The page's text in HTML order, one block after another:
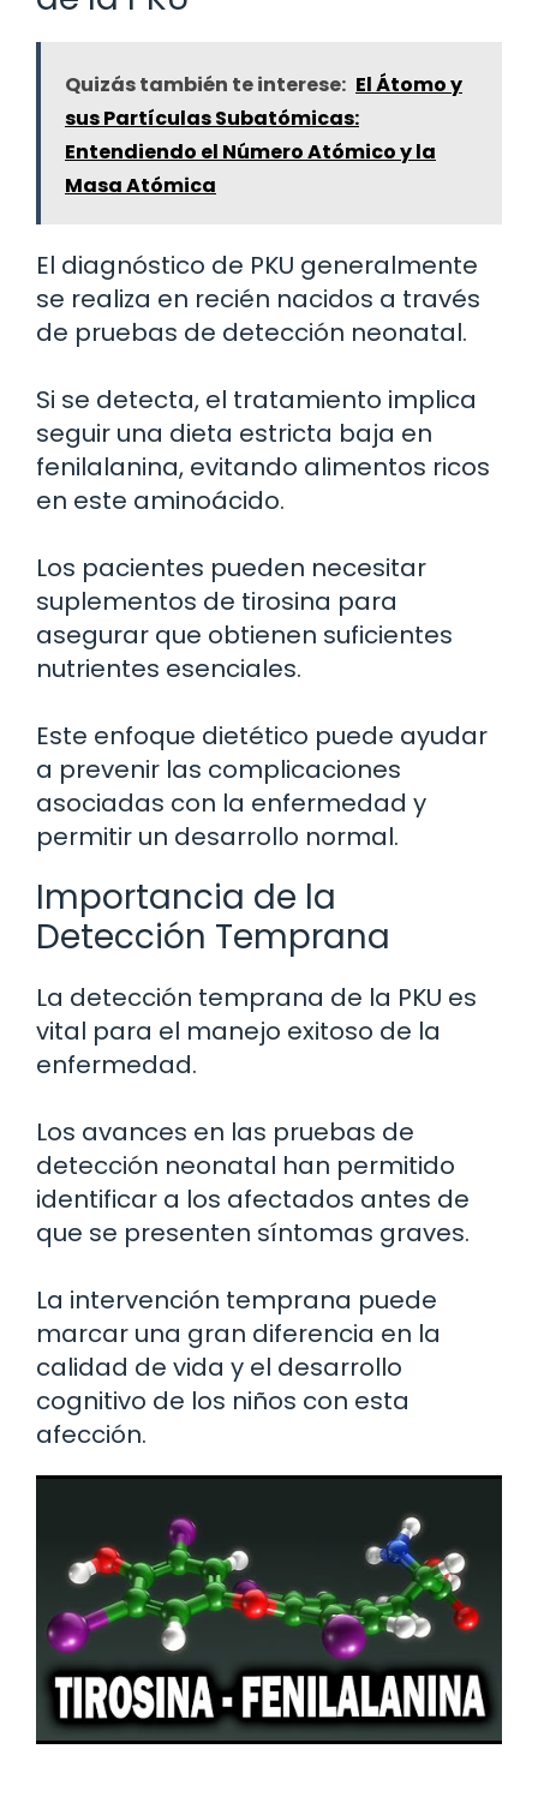
Quizás también te interese: El Átomo y
sus Partículas Subatómicas:
Entendiendo el Número Atómico y la
Masa Atómica
El diagnóstico de PKU generalmente
se realiza en recién nacidos a través
de pruebas de detección neonatal.
Si se detecta, el tratamiento implica
seguir una dieta estricta baja en
fenilalanina, evitando alimentos ricos
en este aminoácido.
Los pacientes pueden necesitar
suplementos de tirosina para
asegurar que obtienen suficientes
nutrientes esenciales.
Este enfoque dietético puede ayudar
a prevenir las complicaciones
asociadas con la enfermedad y
permitir un desarrollo normal.
Importancia de la
Detección Temprana
La detección temprana de la PKU es
vital para el manejo exitoso de la
enfermedad.
Los avances en las pruebas de
detección neonatal han permitido
identificar a los afectados antes de
que se presenten síntomas graves.
La intervención temprana puede
marcar una gran diferencia en la
calidad de vida y el desarrollo
cognitivo de los niños con esta
afección.